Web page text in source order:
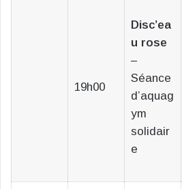
19h00
Disc’ea
u rose
–
Séance
d’aquag
ym
solidair
e